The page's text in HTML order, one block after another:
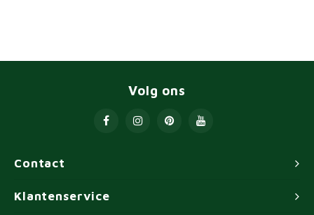
Contact
Volg ons
Klantenservice